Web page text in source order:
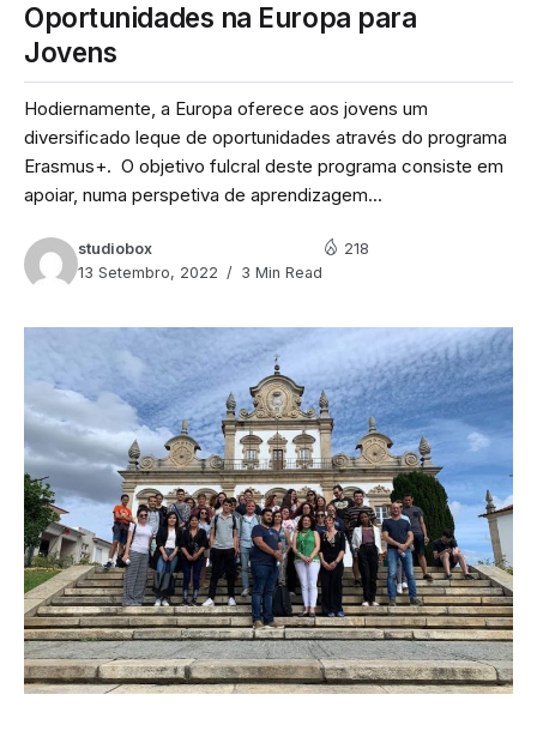
Oportunidades na Europa para
Jovens
Hodiernamente, a Europa oferece aos jovens um
diversificado leque de oportunidades através do programa
Erasmus+. O objetivo fulcral deste programa consiste em
apoiar, numa perspetiva de aprendizagem...
studiobox
13 Setembro, 2022
3 Min Read
218